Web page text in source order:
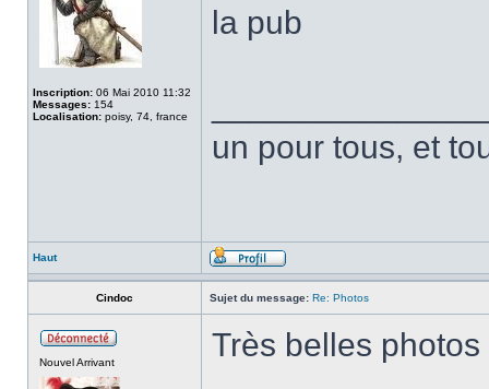
Inscription: 06 Mai 2010 11:32
Messages: 154
Localisation: poisy, 74, france
la pub
un pour tous, et
Haut
Cindoc Sujet du message: Re: Photos
Nouvel Arrivant Très belles photos